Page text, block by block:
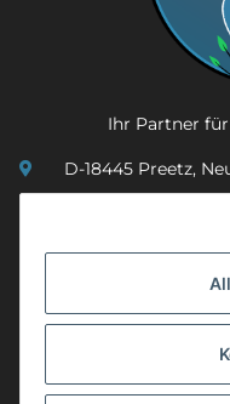
Ihr Partner
D-18445 Preetz,
info@mobility-in-
Informationen
Back on Track